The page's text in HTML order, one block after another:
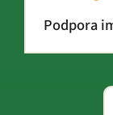
Podpora